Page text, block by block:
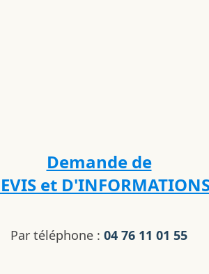
Demande de
et
Par téléphone : 04 76 11 01 55